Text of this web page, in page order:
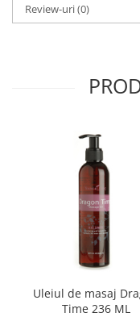
Review-uri(0)
Uleiul de masaj
Time 236 ML